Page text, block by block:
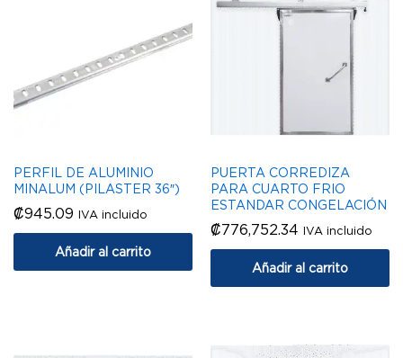
PERFIL DE ALUMINIO
MINALUM (PILASTER 36″)
₡945.09 IVA incluido
Añadir al carrito
PUERTA CORREDIZA
PARA CUARTO FRIO
ESTANDAR CONGELACIÓN
₡776,752.34 IVA incluido
Añadir al carrito